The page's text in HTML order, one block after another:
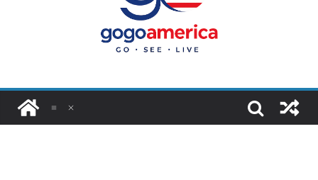
โอนเงินจากอเมริกากลับไทย ใช้วิธีไหน
ประหยัดและคุ้มที่สุดในปี 2026?
VPN สำหรับใช้ในอเมริกา 2026: ตัว